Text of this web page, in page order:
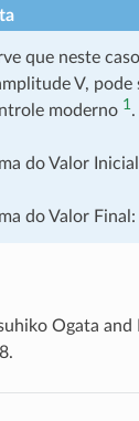
que neste
V, pode
moderno 1.
do Valor
do Valor Final:
Ogata and